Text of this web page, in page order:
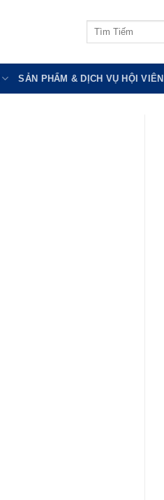
Tìm
SẢN PHẨM & DỊCH VỤ HỘI VIÊN